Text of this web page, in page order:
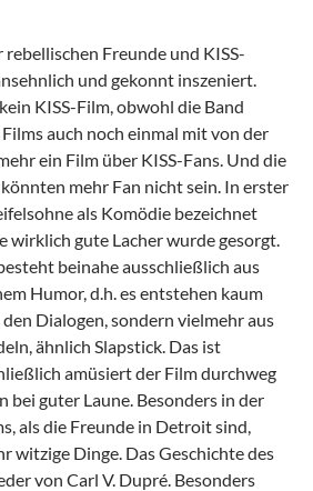
Freunde und KISS-
und gekonnt inszeniert.
KISS-Film, obwohl die Band
auch noch einmal mit von der
ein Film über KISS-Fans. Und die
mehr Fan nicht sein. In erster
als Komödie bezeichnet
wirklich gute Lacher wurde gesorgt.
beinahe ausschließlich aus
Humor, d.h. es entstehen kaum
Dialogen, sondern vielmehr aus
ähnlich Slapstick. Das ist
amüsiert der Film durchweg
guter Laune. Besonders in der
als die Freunde in Detroit sind,
witzige Dinge. Das Geschichte des
von Carl V. Dupré. Besonders